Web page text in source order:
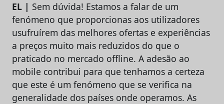
EL | Sem dúvida! Estamos a falar de um
fenómeno que proporcionas aos utilizadores
usufruírem das melhores ofertas e experiências
a preços muito mais reduzidos do que o
praticado no mercado offline. A adesão ao
mobile contribui para que tenhamos a certeza
que este é um fenómeno que se verifica na
generalidade dos países onde operamos. As